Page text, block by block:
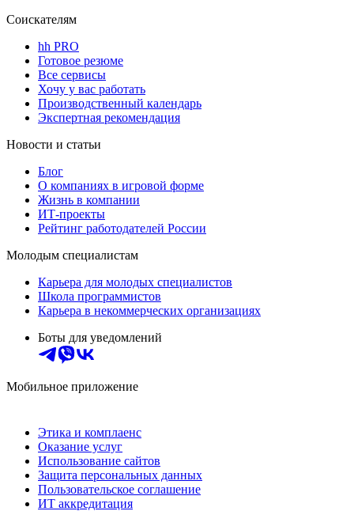
Соискателям
hh PRO
Готовое резюме
Все сервисы
Хочу у вас работать
Производственный календарь
Экспертная рекомендация
Новости и статьи
Блог
О компаниях в игровой форме
Жизнь в компании
ИТ-проекты
Рейтинг работодателей России
Молодым специалистам
Карьера для молодых специалистов
Школа программистов
Карьера в некоммерческих организациях
Боты для уведомлений
Мобильное приложение
Этика и комплаенс
Оказание услуг
Использование сайтов
Защита персональных данных
Пользовательское соглашение
ИТ аккредитация